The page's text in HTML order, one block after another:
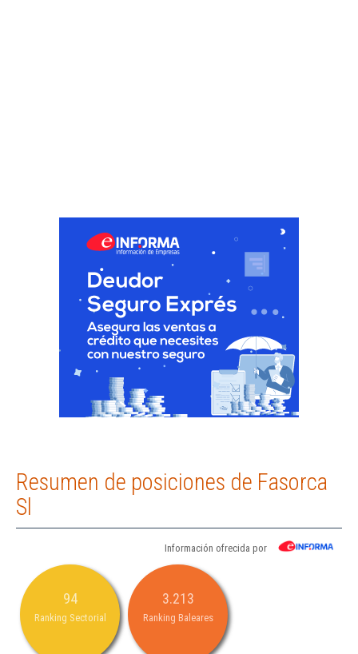
Resumen de posiciones de Fasorca
Sl
Información ofrecida por
94
Ranking Sectorial
3.213
Ranking Baleares